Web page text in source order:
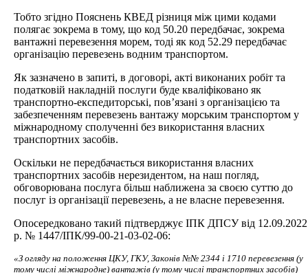
Тобто згідно Пояснень КВЕД різниця між цими кодами
полягає зокрема в тому, що код 50.20 передбачає, зокрема
вантажні перевезення морем, тоді як код 52.29 передбачає
організацію перевезень водним транспортом.
Як зазначено в запиті, в договорі, акті виконаних робіт та
податковій накладній послуги буде кваліфіковано як
транспортно-експедиторські, пов’язані з організацією та
забезпеченням перевезень вантажу морським транспортом у
міжнародному сполученні без використання власних
транспортних засобів.
Оскільки не передбачається використання власних
транспортних засобів нерезидентом, на наш погляд,
обговорювана послуга більш наближена за своєю суттю до
послуг із організації перевезень, а не власне перевезення.
Опосередковано такий підтверджує ІПК ДПСУ від 12.09.2022
р. № 1447/ІПК/99-00-21-03-02-06:
«З огляду на положення ЦКУ, ГКУ, Законів №№ 2344 і 1710 перевезення (у
тому числі міжнародне) вантажів (у тому числі транспортних засобів)